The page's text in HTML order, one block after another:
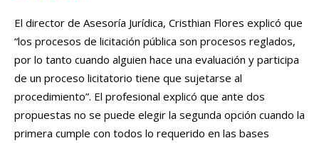
El director de Asesoría Jurídica, Cristhian Flores explicó que
“los procesos de licitación pública son procesos reglados,
por lo tanto cuando alguien hace una evaluación y participa
de un proceso licitatorio tiene que sujetarse al
procedimiento”. El profesional explicó que ante dos
propuestas no se puede elegir la segunda opción cuando la
primera cumple con todos lo requerido en las bases